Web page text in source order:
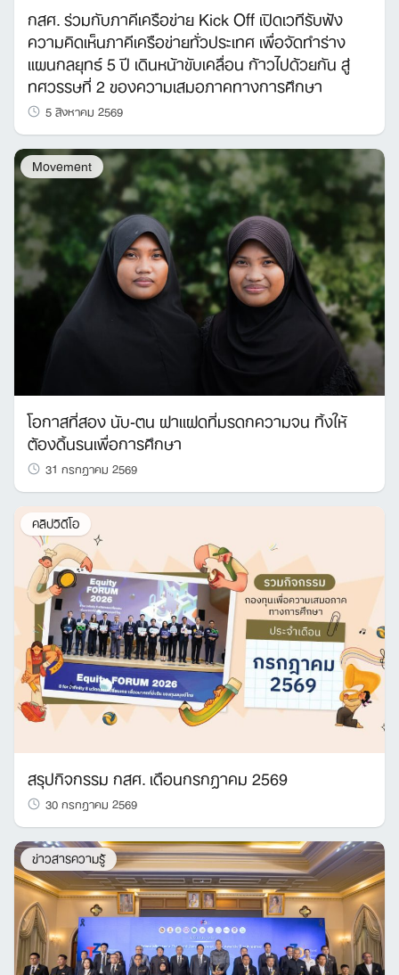
Search
for:
กสศ. ร่วมกับภาคีเครือข่าย Kick Off เปิดเวทีรับฟัง
ความคิดเห็นภาคีเครือข่ายทั่วประเทศ เพื่อจัดทำร่าง
แผนกลยุทธ์ 5 ปี เดินหน้าขับเคลื่อน ก้าวไปด้วยกัน สู่
ทศวรรษที่ 2 ของความเสมอภาคทางการศึกษา
5 สิงหาคม 2569
Movement
โอกาสที่สอง นับ-ตน ฝาแฝดที่มรดกความจน ทิ้งให้
ต้องดิ้นรนเพื่อการศึกษา
31 กรกฎาคม 2569
คลิปวิดีโอ
สรุปกิจกรรม กสศ. เดือนกรกฎาคม 2569
30 กรกฎาคม 2569
ข่าวสารความรู้